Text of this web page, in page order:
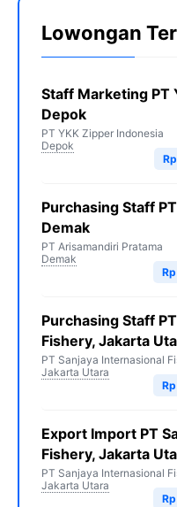
Lowongan
Staff Marketing PT
Depok
PT YKK Zipper Indonesia
Depok
Purchasing Staff
Demak
PT Arisamandiri Pratama
Demak
Purchasing Staff
Fishery, Jakarta
PT Sanjaya Internasional
Jakarta Utara
Export Import PT
Fishery, Jakarta
PT Sanjaya Internasional
Jakarta Utara